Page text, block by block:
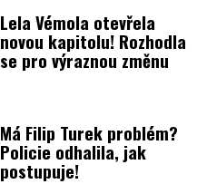
Lela Vémola otevřela
novou kapitolu! Rozhodla
se pro výraznou změnu
Má Filip Turek problém?
Policie odhalila, jak
postupuje!